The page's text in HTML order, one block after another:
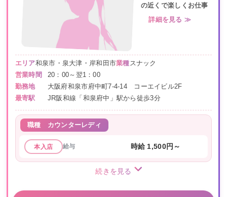
の近くで楽しくお仕事
詳細を見る ≫
エリア和泉市・泉大津・岸和田市業種スナック
営業時間
20：00～翌1：00
勤務地
大阪府和泉市府中町7-4-14 コーエイビル2F
最寄駅
JR阪和線「和泉府中」駅から徒歩3分
職種 カウンターレディ
本入店 給与 時給 1,500円～
続きを見る